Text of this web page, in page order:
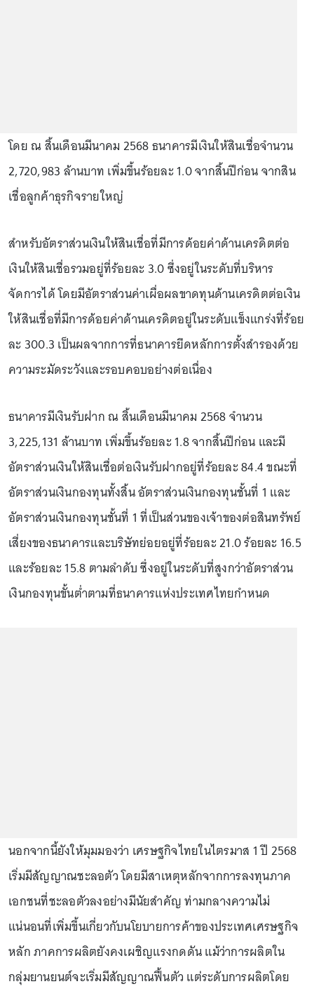
โดย ณ สิ้นเดือนมีนาคม 2568 ธนาคารมีเงินให้สินเชื่อจำนวน
2,720,983 ล้านบาท เพิ่มขึ้นร้อยละ 1.0 จากสิ้นปีก่อน จากสิน
เชื่อลูกค้าธุรกิจรายใหญ่
สำหรับอัตราส่วนเงินให้สินเชื่อที่มีการด้อยค่าด้านเครดิตต่อ
เงินให้สินเชื่อรวมอยู่ที่ร้อยละ 3.0 ซึ่งอยู่ในระดับที่บริหาร
จัดการได้ โดยมีอัตราส่วนค่าเผื่อผลขาดทุนด้านเครดิตต่อเงิน
ให้สินเชื่อที่มีการด้อยค่าด้านเครดิตอยู่ในระดับแข็งแกร่งที่ร้อย
ละ 300.3 เป็นผลจากการที่ธนาคารยึดหลักการตั้งสำรองด้วย
ความระมัดระวังและรอบคอบอย่างต่อเนื่อง
ธนาคารมีเงินรับฝาก ณ สิ้นเดือนมีนาคม 2568 จำนวน
3,225,131 ล้านบาท เพิ่มขึ้นร้อยละ 1.8 จากสิ้นปีก่อน และมี
อัตราส่วนเงินให้สินเชื่อต่อเงินรับฝากอยู่ที่ร้อยละ 84.4 ขณะที่
อัตราส่วนเงินกองทุนทั้งสิ้น อัตราส่วนเงินกองทุนชั้นที่ 1 และ
อัตราส่วนเงินกองทุนชั้นที่ 1 ที่เป็นส่วนของเจ้าของต่อสินทรัพย์
เสี่ยงของธนาคารและบริษัทย่อยอยู่ที่ร้อยละ 21.0 ร้อยละ 16.5
และร้อยละ 15.8 ตามลำดับ ซึ่งอยู่ในระดับที่สูงกว่าอัตราส่วน
เงินกองทุนขั้นต่ำตามที่ธนาคารแห่งประเทศไทยกำหนด
นอกจากนี้ยังให้มุมมองว่า เศรษฐกิจไทยในไตรมาส 1 ปี 2568
เริ่มมีสัญญาณชะลอตัว โดยมีสาเหตุหลักจากการลงทุนภาค
เอกชนที่ชะลอตัวลงอย่างมีนัยสำคัญ ท่ามกลางความไม่
แน่นอนที่เพิ่มขึ้นเกี่ยวกับนโยบายการค้าของประเทศเศรษฐกิจ
หลัก ภาคการผลิตยังคงเผชิญแรงกดดัน แม้ว่าการผลิตใน
กลุ่มยานยนต์จะเริ่มมีสัญญาณฟื้นตัว แต่ระดับการผลิตโดย